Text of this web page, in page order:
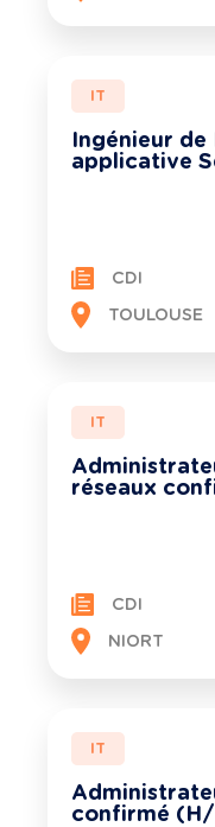
IT
Ingénieur
applicative
CDI
TOULOUSE
IT
réseaux
CDI
NIORT
IT
confirmé